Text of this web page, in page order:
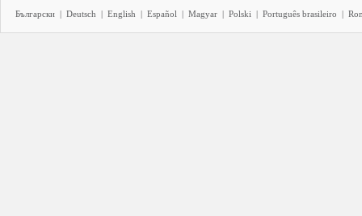
Български | Deutsch | English | Español | Magyar | Polski | Português brasileiro |